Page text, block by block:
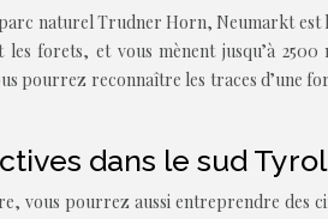
naturel Trudner Horn, Neumarkt
forets, et vous mènent jusqu’à
pourrez reconnaître les traces d’une
dans le sud Tyrol
vous pourrez aussi entreprendre